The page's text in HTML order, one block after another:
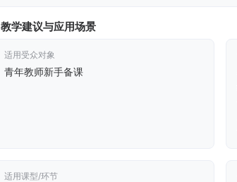
教学建议与应用场景
适用受众对象
青年教师新手备课
适用课型/环节